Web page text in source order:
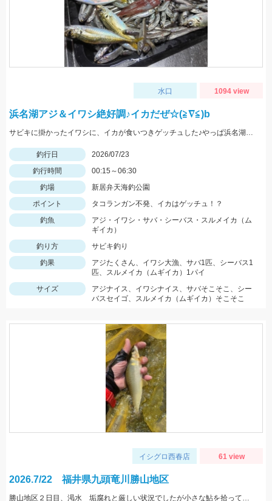
水口 1094 view
浜名湖アジ＆イワシ絶好調♪イカだぜ☆(≧∇≦)b
サビキに掛かったイワシに、イカが食いつきゲッチュした♪やっぱ浜名湖ドリーム♡
釣行日
2026/07/23
釣行時間
00:15～06:30
釣場
新居弁天海釣公園
ポイント
タコランガン不発、イカはゲッチュ！？
釣魚
アジ・イワシ・サバ・シーバス・スルメイカ（ム
ギイカ）
釣り方
サビキ釣り
釣果
アジたくさん、イワシ大漁、サバ1匹、シーバス1
匹、スルメイカ（ムギイカ）1パイ
サイズ
アジナイス、イワシナイス、サバそこそこ、シー
バスセイゴ、スルメイカ（ムギイカ）そこそこ
イシグロ西春店 61 view
2026.7/22 福井県九頭竜川勝山地区
勝山地区２日目、渇水 垢腐れと厳しい状況でしたが小さな鮎を拾って行ったら良型が混じりました♪